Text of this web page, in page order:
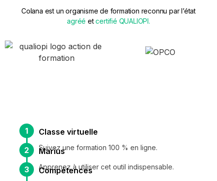
Colana est un organisme de formation ‍reconnu par l’état
agréé etcertifié QUALIOPI.
1 Classe virtuelle
Suivez une formation 100 % en ligne.
2 Marius
Apprenez à utiliser cet outil indispensable.
3 Compétences